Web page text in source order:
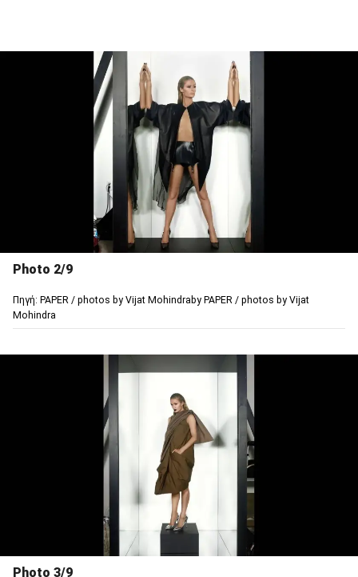
Photo 2/9
Πηγή: PAPER / photos by Vijat Mohindraby PAPER / photos by Vijat
Mohindra
Photo 3/9